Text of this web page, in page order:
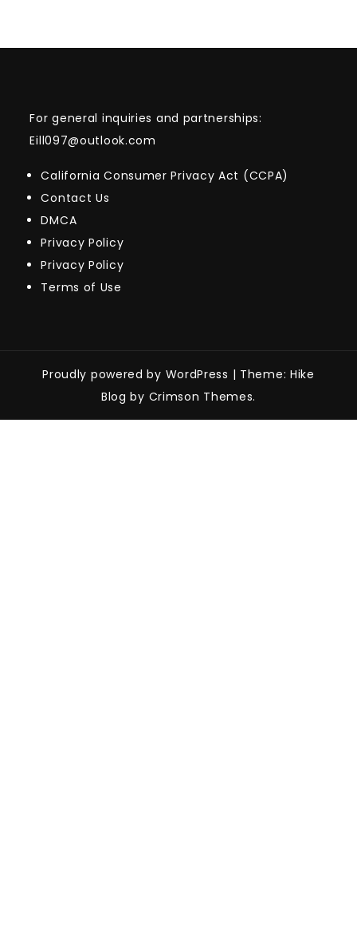
For general inquiries and partnerships:
Eill097@outlook.com
California Consumer Privacy Act (CCPA)
Contact Us
DMCA
Privacy Policy
Privacy Policy
Terms of Use
Proudly powered by WordPress | Theme: Hike
Blog by Crimson Themes.